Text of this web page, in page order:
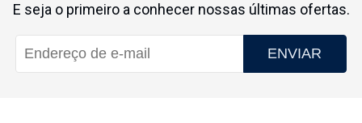
E seja o primeiro a conhecer nossas últimas ofertas.
ENVIAR